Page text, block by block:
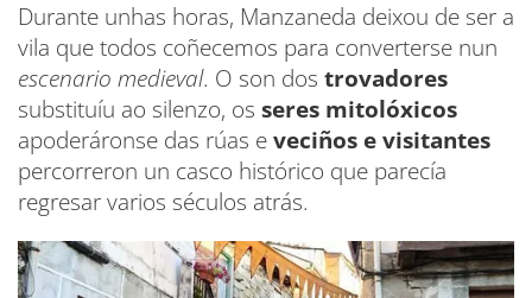
Durante unhas horas, Manzaneda deixou de ser a
vila que todos coñecemos para converterse nun
escenario medieval. O son dos trovadores
substituíu ao silenzo, os seres mitolóxicos
apoderáronse das rúas eveciños e visitantes
percorreron un casco histórico que parecía
regresar varios séculos atrás.